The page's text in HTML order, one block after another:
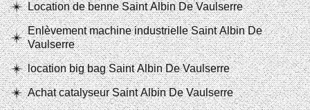
Location de benne Saint Albin De Vaulserre
Enlèvement machine industrielle Saint Albin De
Vaulserre
location big bag Saint Albin De Vaulserre
Achat catalyseur Saint Albin De Vaulserre